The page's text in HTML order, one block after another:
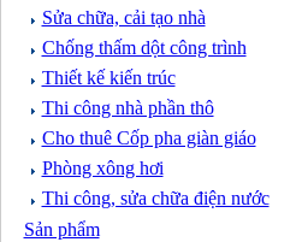
Sửa chữa, cải tạo nhà
Chống thấm dột công trình
Thiết kế kiến trúc
Thi công nhà phần thô
Cho thuê Cốp pha giàn giáo
Phòng xông hơi
Thi công, sửa chữa điện nước
Sản phẩm